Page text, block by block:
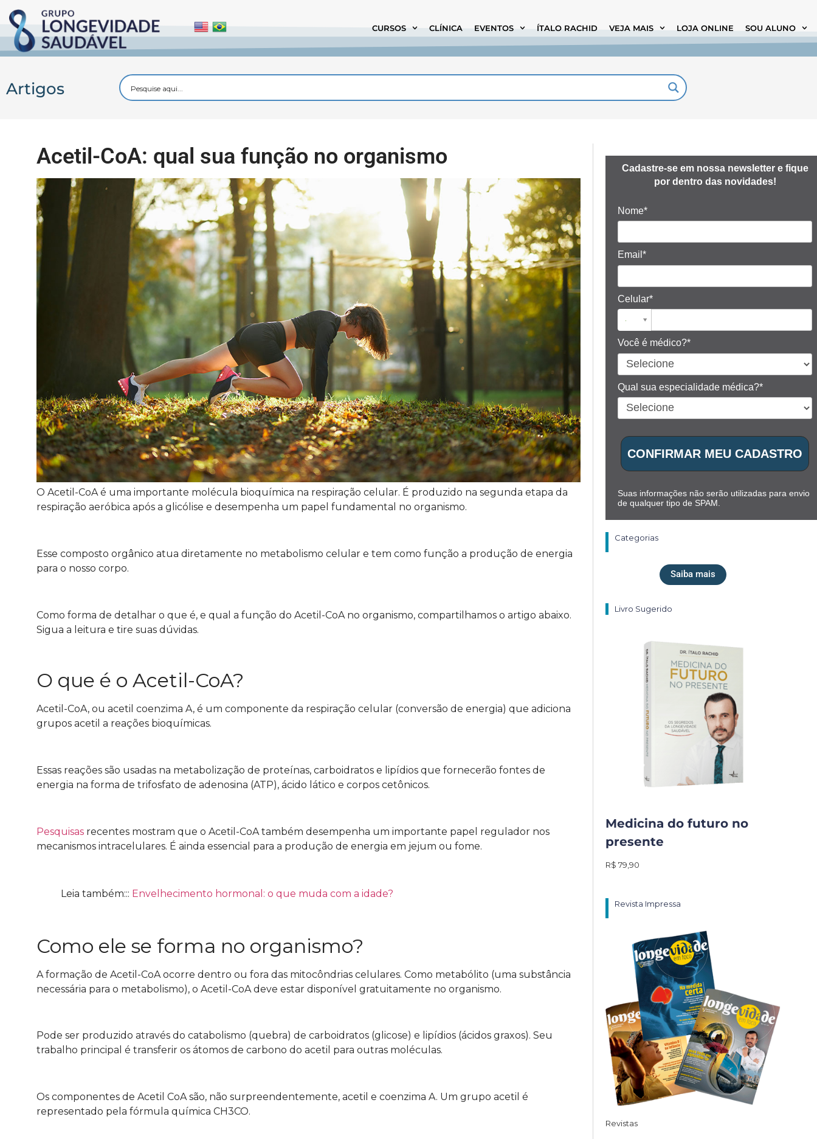
CURSOS CLÍNICA EVENTOS ÍTALO RACHID VEJA MAIS LOJA ONLINE SOU ALUNO
Artigos
Acetil-CoA: qual sua função no organismo
O Acetil-CoA é uma importante molécula bioquímica na respiração celular. É produzido na segunda etapa da
respiração aeróbica após a glicólise e desempenha um papel fundamental no organismo.
Esse composto orgânico atua diretamente no metabolismo celular e tem como função a produção de energia
para o nosso corpo.
Como forma de detalhar o que é, e qual a função do Acetil-CoA no organismo, compartilhamos o artigo abaixo.
Sigua a leitura e tire suas dúvidas.
O que é o Acetil-CoA?
Acetil-CoA, ou acetil coenzima A, é um componente da respiração celular (conversão de energia) que adiciona
grupos acetil a reações bioquímicas.
Essas reações são usadas na metabolização de proteínas, carboidratos e lipídios que fornecerão fontes de
energia na forma de trifosfato de adenosina (ATP), ácido lático e corpos cetônicos.
Pesquisas recentes mostram que o Acetil-CoA também desempenha um importante papel regulador nos
mecanismos intracelulares. É ainda essencial para a produção de energia em jejum ou fome.
Leia também::: Envelhecimento hormonal: o que muda com a idade?
Como ele se forma no organismo?
A formação de Acetil-CoA ocorre dentro ou fora das mitocôndrias celulares. Como metabólito (uma substância
necessária para o metabolismo), o Acetil-CoA deve estar disponível gratuitamente no organismo.
Pode ser produzido através do catabolismo (quebra) de carboidratos (glicose) e lipídios (ácidos graxos). Seu
trabalho principal é transferir os átomos de carbono do acetil para outras moléculas.
Os componentes de Acetil CoA são, não surpreendentemente, acetil e coenzima A. Um grupo acetil é
representado pela fórmula química CH3CO.
Cadastre-se em nossa newsletter e fique
por dentro das novidades!
Nome*
Email*
Celular*
Você é médico?*
Qual sua especialidade médica?*
CONFIRMAR MEU CADASTRO
Suas informações não serão utilizadas para envio
de qualquer tipo de SPAM.
Categorias
Saiba mais
Livro Sugerido
Medicina do futuro no
presente
R$ 79,90
Revista Impressa
Revistas